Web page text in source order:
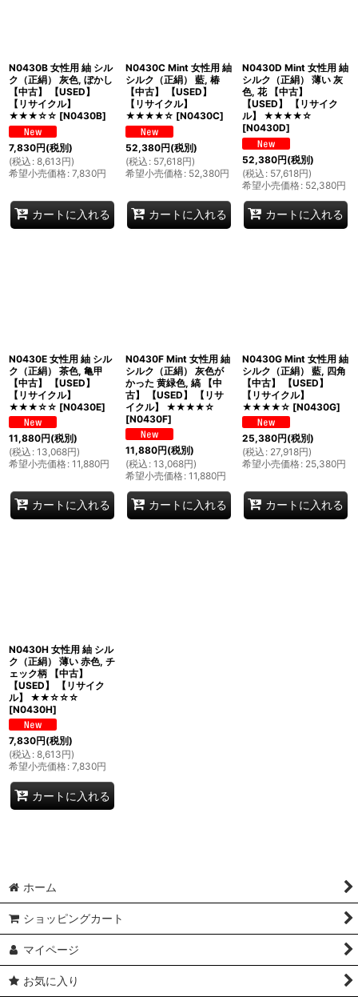
N0430B 女性用 紬 シル
ク（正絹） 灰色, ぼかし
【中古】 【USED】
【リサイクル】
★★★☆☆ [N0430B]
7,830円(税別)
(税込 : 8,613円)
希望小売価格: 7,830円
カートに入れる
N0430C Mint 女性用 紬
シルク（正絹） 藍, 椿
【中古】 【USED】
【リサイクル】
★★★★☆ [N0430C]
52,380円(税別)
(税込 : 57,618円)
希望小売価格: 52,380円
カートに入れる
N0430D Mint 女性用 紬
シルク（正絹） 薄い 灰
色, 花 【中古】
【USED】 【リサイク
ル】 ★★★★☆
[N0430D]
52,380円(税別)
(税込 : 57,618円)
希望小売価格: 52,380円
カートに入れる
N0430E 女性用 紬 シル
ク（正絹） 茶色, 亀甲
【中古】 【USED】
【リサイクル】
★★★☆☆ [N0430E]
11,880円(税別)
(税込 : 13,068円)
希望小売価格: 11,880円
カートに入れる
N0430F Mint 女性用 紬
シルク（正絹） 灰色が
かった 黄緑色, 縞 【中
古】 【USED】 【リサ
イクル】 ★★★★☆
[N0430F]
11,880円(税別)
(税込 : 13,068円)
希望小売価格: 11,880円
カートに入れる
N0430G Mint 女性用 紬
シルク（正絹） 藍, 四角
【中古】 【USED】
【リサイクル】
★★★★☆ [N0430G]
25,380円(税別)
(税込 : 27,918円)
希望小売価格: 25,380円
カートに入れる
N0430H 女性用 紬 シル
ク（正絹） 薄い 赤色, チ
ェック柄 【中古】
【USED】 【リサイク
ル】 ★★☆☆☆
[N0430H]
7,830円(税別)
(税込 : 8,613円)
希望小売価格: 7,830円
カートに入れる
ホーム
ショッピングカート
マイページ
お気に入り